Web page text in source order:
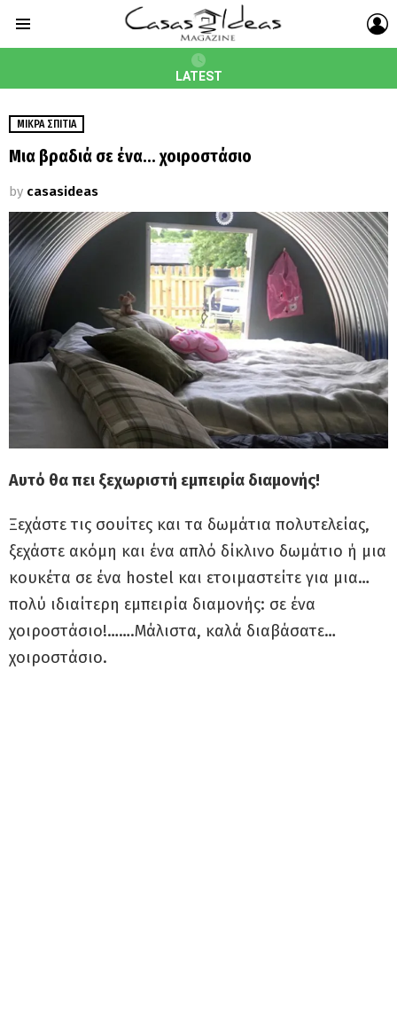
LATEST
ΜΙΚΡΆ ΣΠΊΤΙΑ
Μια βραδιά σε ένα… χοιροστάσιο
by casasideas
Αυτό θα πει ξεχωριστή εμπειρία διαμονής!
Ξεχάστε τις σουίτες και τα δωμάτια πολυτελείας,
ξεχάστε ακόμη και ένα απλό δίκλινο δωμάτιο ή μια
κουκέτα σε ένα hostel και ετοιμαστείτε για μια…
πολύ ιδιαίτερη εμπειρία διαμονής: σε ένα
χοιροστάσιο!…….Μάλιστα, καλά διαβάσατε…
χοιροστάσιο.